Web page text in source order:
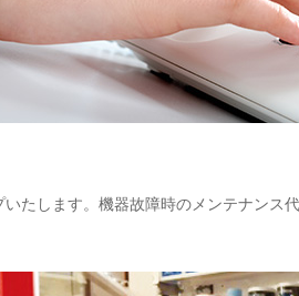
たします。機器故障時のメンテナンス